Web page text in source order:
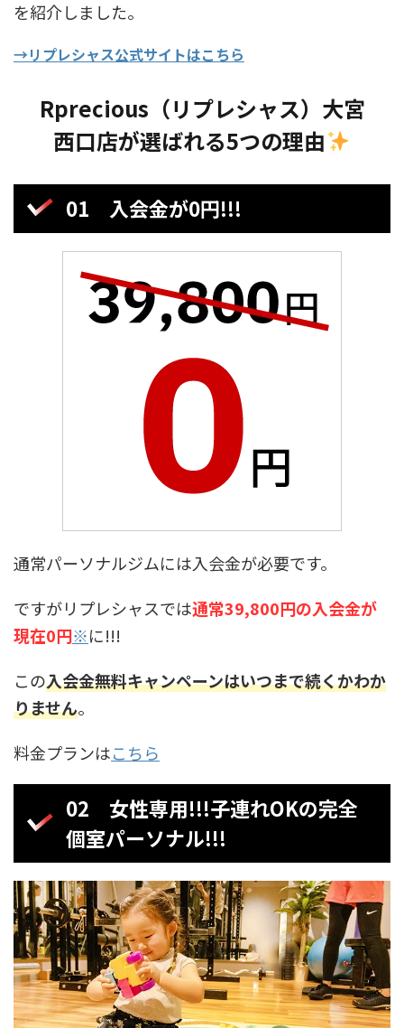
を紹介しました。
→リプレシャス公式サイトはこちら
Rprecious（リプレシャス）大宮
西口店が選ばれる5つの理由
01 入会金が0円!!!
通常パーソナルジムには入会金が必要です。
ですがリプレシャスでは通常39,800円の入会金が
現在0円※に!!!
この入会金無料キャンペーンはいつまで続くかわか
りません。
料金プランはこちら
02 女性専用!!!子連れOKの完全
個室パーソナル!!!